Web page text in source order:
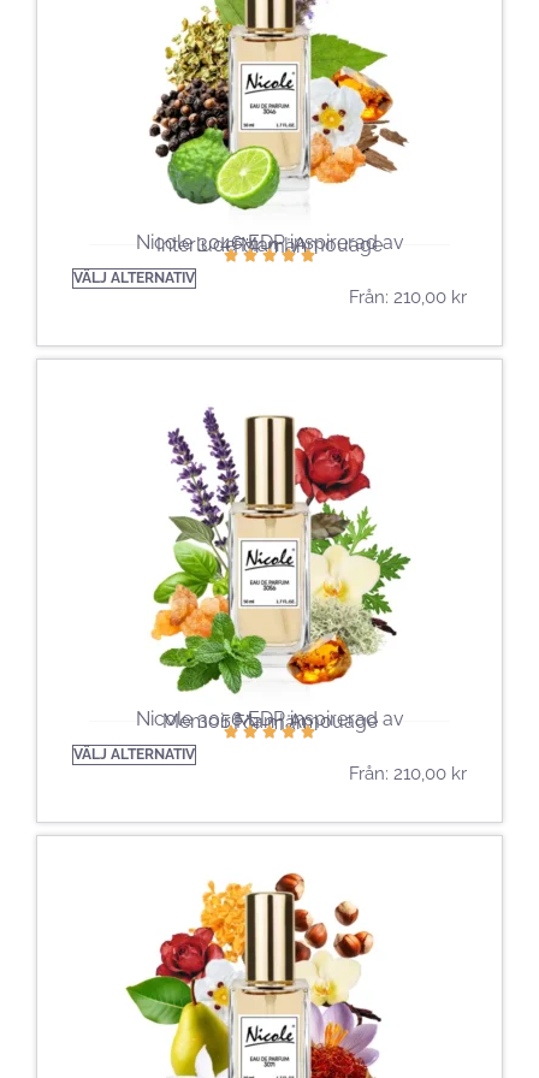
Nicole 3046 EDP ​​inspirerad av
Interlude Man | Amouage
För män
VÄLJ ALTERNATIV
Från: 210,00 kr
Nicole 3056 EDP ​​inspirerad av
Memoir Man | Amouage
För män
VÄLJ ALTERNATIV
Från: 210,00 kr